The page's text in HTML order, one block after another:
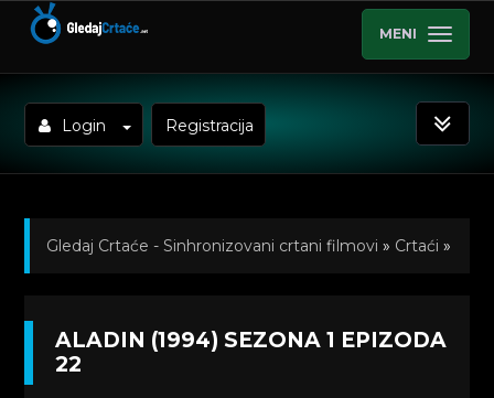
MENI
Login Registracija
Gledaj Crtaće - Sinhronizovani crtani filmovi » Crtaći »
Kratkometrazni crtani filmovi
ALADIN (1994) SEZONA 1 EPIZODA
22